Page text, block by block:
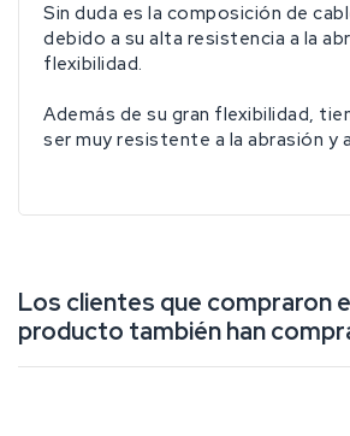
Sin duda es la composición de
debido a su alta resistencia a la
flexibilidad.
Además de su gran flexibilidad,
ser muy resistente a la abrasión y
Los clientes que compraron
producto también han